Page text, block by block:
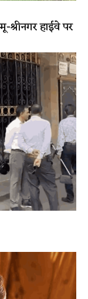
श्रीनगर हाईवे पर